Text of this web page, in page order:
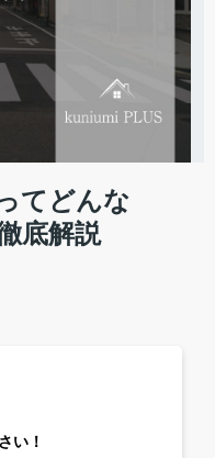
てどんな
底解説
い！